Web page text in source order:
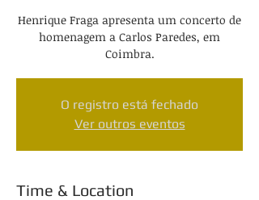
Henrique Fraga apresenta um concerto de
homenagem a Carlos Paredes, em
Coimbra.
O registro está fechado
Ver outros eventos
Time & Location